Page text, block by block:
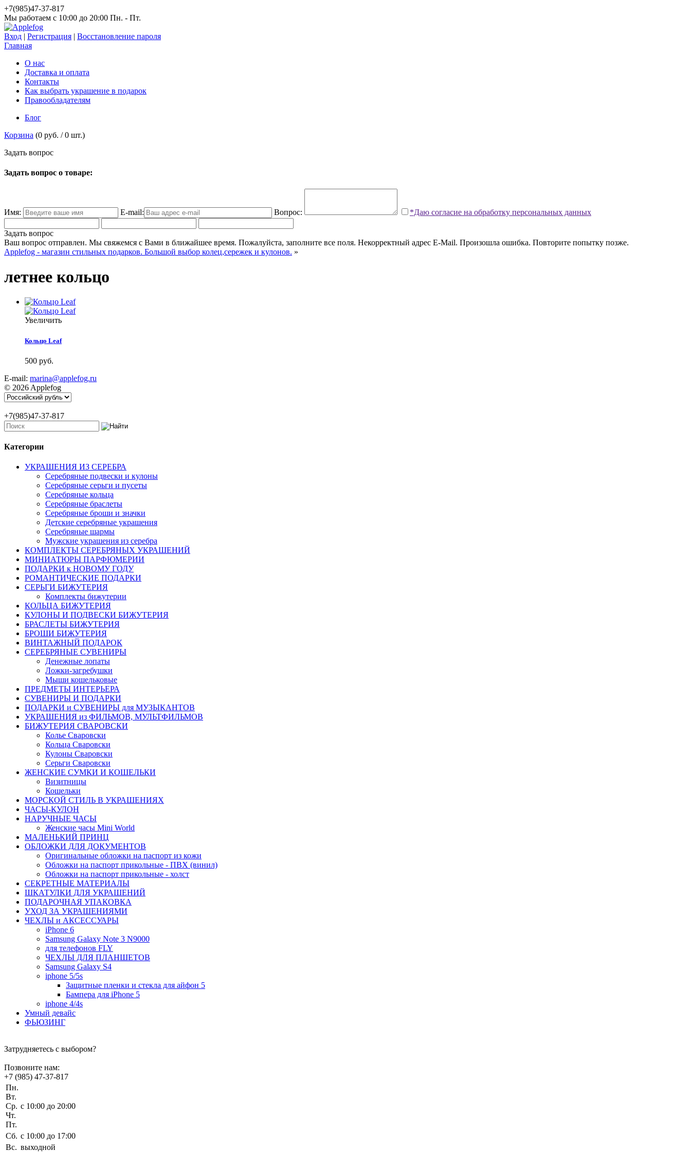
+7(985)47-37-817
Мы работаем c 10:00 до 20:00 Пн. - Пт.
Вход | Регистрация | Восстановление пароля
Главная
О нас
Доставка и оплата
Контакты
Как выбрать украшение в подарок
Правообладателям
Блог
Корзина (0 руб. /0 шт.)
Задать вопрос
Задать вопрос о товаре:
Имя: E-mail: Вопрос: *Даю согласие на обработку персональных данных
Задать вопрос
Ваш вопрос отправлен. Мы свяжемся с Вами в ближайшее время. Пожалуйста, заполните все поля. Некорректный адрес E-Mail. Произошла ошибка. Повторите попытку позже.
Applefog - магазин стильных подарков. Большой выбор колец,сережек и кулонов. »
летнее кольцо
Увеличить
Кольцо Leaf
500 руб.
E-mail: marina@applefog.ru
© 2026 Applefog
+7(985)47-37-817
Категории
УКРАШЕНИЯ ИЗ СЕРЕБРА
Серебряные подвески и кулоны
Серебряные серьги и пусеты
Серебряные кольца
Серебряные браслеты
Серебряные броши и значки
Детские серебряные украшения
Серебряные шармы
Мужские украшения из серебра
КОМПЛЕКТЫ СЕРЕБРЯНЫХ УКРАШЕНИЙ
МИНИАТЮРЫ ПАРФЮМЕРИИ
ПОДАРКИ к НОВОМУ ГОДУ
РОМАНТИЧЕСКИЕ ПОДАРКИ
СЕРЬГИ БИЖУТЕРИЯ
Комплекты бижутерии
КОЛЬЦА БИЖУТЕРИЯ
КУЛОНЫ И ПОДВЕСКИ БИЖУТЕРИЯ
БРАСЛЕТЫ БИЖУТЕРИЯ
БРОШИ БИЖУТЕРИЯ
ВИНТАЖНЫЙ ПОДАРОК
СЕРЕБРЯНЫЕ СУВЕНИРЫ
Денежные лопаты
Ложки-загребушки
Мыши кошельковые
ПРЕДМЕТЫ ИНТЕРЬЕРА
СУВЕНИРЫ И ПОДАРКИ
ПОДАРКИ и СУВЕНИРЫ для МУЗЫКАНТОВ
УКРАШЕНИЯ из ФИЛЬМОВ, МУЛЬТФИЛЬМОВ
БИЖУТЕРИЯ СВАРОВСКИ
Колье Сваровски
Кольца Сваровски
Кулоны Сваровски
Серьги Сваровски
ЖЕНСКИЕ СУМКИ И КОШЕЛЬКИ
Визитницы
Кошельки
МОРСКОЙ СТИЛЬ В УКРАШЕНИЯХ
ЧАСЫ-КУЛОН
НАРУЧНЫЕ ЧАСЫ
Женские часы Mini World
МАЛЕНЬКИЙ ПРИНЦ
ОБЛОЖКИ ДЛЯ ДОКУМЕНТОВ
Оригинальные обложки на паспорт из кожи
Обложки на паспорт прикольные - ПВХ (винил)
Обложки на паспорт прикольные - холст
СЕКРЕТНЫЕ МАТЕРИАЛЫ
ШКАТУЛКИ ДЛЯ УКРАШЕНИЙ
ПОДАРОЧНАЯ УПАКОВКА
УХОД ЗА УКРАШЕНИЯМИ
ЧEХЛЫ и АКСЕССУАРЫ
iPhone 6
Samsung Galaxy Note 3 N9000
для телефонов FLY
ЧЕХЛЫ ДЛЯ ПЛАНШЕТОВ
Samsung Galaxy S4
iphone 5/5s
Защитные пленки и стекла для айфон 5
Бампера для iPhone 5
iphone 4/4s
Умный девайс
ФЬЮЗИНГ
Затрудняетесь с выбором?
Позвоните нам:
+7 (985) 47-37-817
Пн.
Вт.
Ср.
Чт.
Пт.
c 10:00 до 20:00
Сб. c 10:00 до 17:00
Вс. выходной